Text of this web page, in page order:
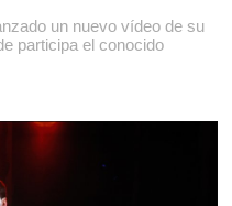
un nuevo vídeo de su
participa el conocido